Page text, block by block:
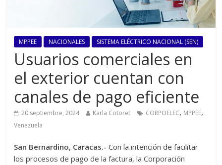
MPPEE NACIONALES SISTEMA ELÉCTRICO NACIONAL (SEN)
Usuarios comerciales en
el exterior cuentan con
canales de pago eficiente
20 septiembre, 2024 Karla Cotoret CORPOELEC, MPPEE,
Venezuela
San Bernardino, Caracas.-Con la intención de facilitar
los procesos de pago de la factura, la Corporación